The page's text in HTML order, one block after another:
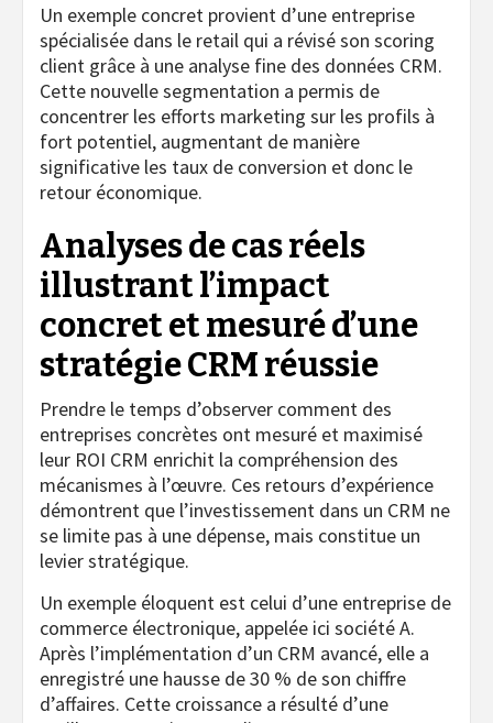
Un exemple concret provient d’une entreprise
spécialisée dans le retail qui a révisé son scoring
client grâce à une analyse fine des données CRM.
Cette nouvelle segmentation a permis de
concentrer les efforts marketing sur les profils à
fort potentiel, augmentant de manière
significative les taux de conversion et donc le
retour économique.
Analyses de cas réels
illustrant l’impact
concret et mesuré d’une
stratégie CRM réussie
Prendre le temps d’observer comment des
entreprises concrètes ont mesuré et maximisé
leur ROI CRM enrichit la compréhension des
mécanismes à l’œuvre. Ces retours d’expérience
démontrent que l’investissement dans un CRM ne
se limite pas à une dépense, mais constitue un
levier stratégique.
Un exemple éloquent est celui d’une entreprise de
commerce électronique, appelée ici société A.
Après l’implémentation d’un CRM avancé, elle a
enregistré une hausse de 30 % de son chiffre
d’affaires. Cette croissance a résulté d’une